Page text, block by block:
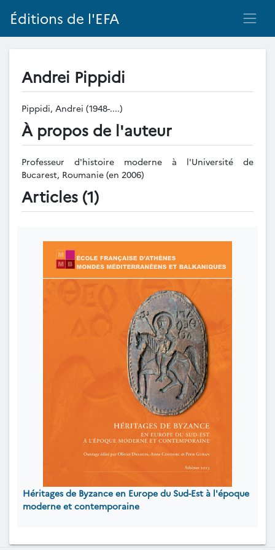
Éditions de l'EFA
Andrei Pippidi
Pippidi, Andrei (1948-....)
À propos de l'auteur
Professeur d'histoire moderne à l'Université de
Bucarest, Roumanie (en 2006)
Articles (1)
Héritages de Byzance en Europe du Sud-Est à l'époque
moderne et contemporaine